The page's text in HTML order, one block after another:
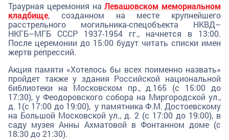
Траурная церемония наЛевашовском мемориальном
кладбище, созданном на месте крупнейшего
расстрельного могильника-спецобъекта НКВД–
НКГБ–МГБ СССР 1937-1954 гг., начнется в 13:00.
После церемонии до 15:00 будут читать списки имен
жертв репрессий.
Акция памяти «Хотелось бы всех поименно назвать»
пройдет также у здания Российской национальной
библиотеки на Московском пр., д.165 (с 15:00 до
17:30), у Феодоровского собора на Миргородской ул.,
д. 1(с 17:00 до 19:00), у памятника Ф.М. Достоевскому
на Большой Московской ул., д. 2 (с 17:00 до 19:00), в
саду музея Анны Ахматовой в Фонтанном доме (с
18:30 до 21:30).